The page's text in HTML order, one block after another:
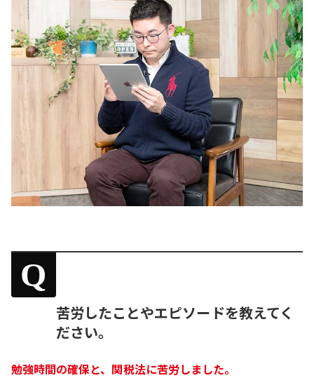
Q
苦労したことやエピソードを教えてく
ださい。
勉強時間の確保と、関税法に苦労しました。